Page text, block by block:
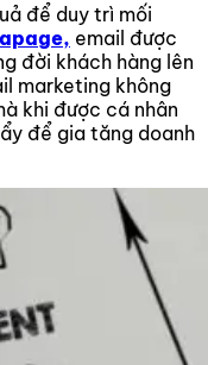
để duy trì mối
email được
đời khách hàng lên
marketing không
khi được cá nhân
để gia tăng doanh